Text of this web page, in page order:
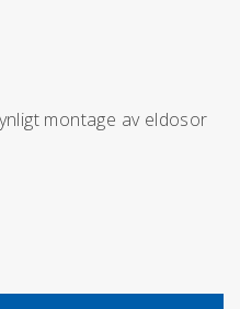
montage av eldosor